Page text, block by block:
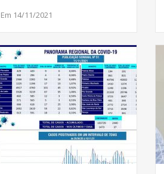
Em 14/11/2021